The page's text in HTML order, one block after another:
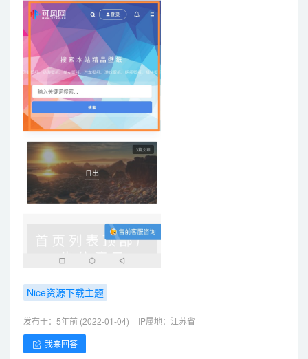
Nice资源下载主题
发布于：5年前 (2022-01-04) IP属地：江苏省
我来回答